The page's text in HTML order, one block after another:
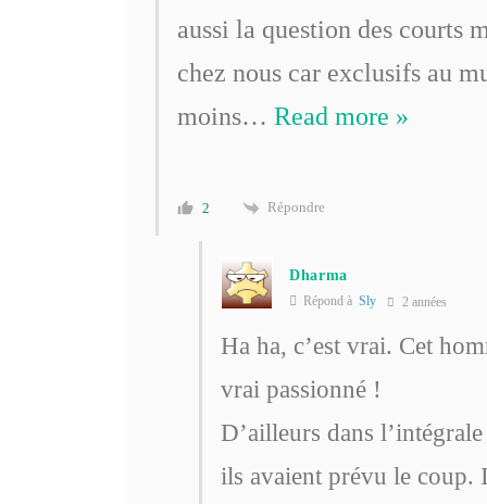
aussi la question des courts
chez nous car exclusifs au
moins… Read more »
2 Répondre
Dharma
Répond à Sly 2 années
Ha ha, c’est vrai. Cet
vrai passionné !
D’ailleurs dans
ils avaient prévu le